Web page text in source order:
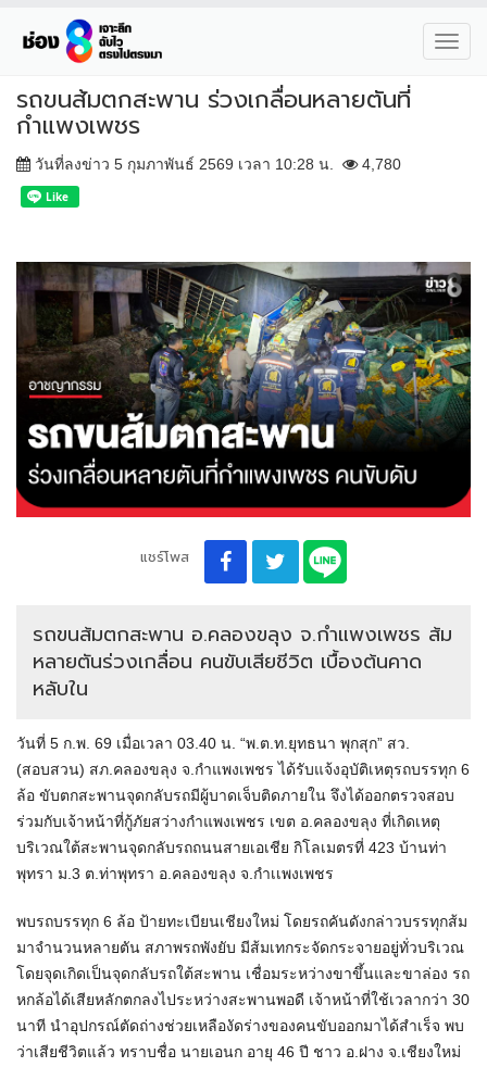
รถขนส้มตกสะพาน ร่วงเกลื่อนหลายตันที่
กำแพงเพชร
วันที่ลงข่าว 5 กุมภาพันธ์ 2569 เวลา 10:28 น. 4,780
แชร์โพส
รถขนส้มตกสะพาน อ.คลองขลุง จ.กำแพงเพชร ส้ม
หลายตันร่วงเกลื่อน คนขับเสียชีวิต เบื้องต้นคาด
หลับใน
วันที่ 5 ก.พ. 69 เมื่อเวลา 03.40 น. “พ.ต.ท.ยุทธนา พุกสุก” สว.
(สอบสวน) สภ.คลองขลุง จ.กำแพงเพชร ได้รับแจ้งอุบัติเหตุรถบรรทุก 6
ล้อ ขับตกสะพานจุดกลับรถมีผู้บาดเจ็บติดภายใน จึงได้ออกตรวจสอบ
ร่วมกับเจ้าหน้าที่กู้ภัยสว่างกำแพงเพชร เขต อ.คลองขลุง ที่เกิดเหตุ
บริเวณใต้สะพานจุดกลับรถถนนสายเอเชีย กิโลเมตรที่ 423 บ้านท่า
พุทรา ม.3 ต.ท่าพุทรา อ.คลองขลุง จ.กำเเพงเพชร
พบรถบรรทุก 6 ล้อ ป้ายทะเบียนเชียงใหม่ โดยรถคันดังกล่าวบรรทุกส้ม
มาจำนวนหลายตัน สภาพรถพังยับ มีส้มเทกระจัดกระจายอยู่ทั่วบริเวณ
โดยจุดเกิดเป็นจุดกลับรถใต้สะพาน เชื่อมระหว่างขาขึ้นและขาล่อง รถ
หกล้อได้เสียหลักตกลงไประหว่างสะพานพอดี เจ้าหน้าที่ใช้เวลากว่า 30
นาที นำอุปกรณ์ตัดถ่างช่วยเหลืองัดร่างของคนขับออกมาได้สำเร็จ พบ
ว่าเสียชีวิตแล้ว ทราบชื่อ นายเอนก อายุ 46 ปี ชาว อ.ฝาง จ.เชียงใหม่